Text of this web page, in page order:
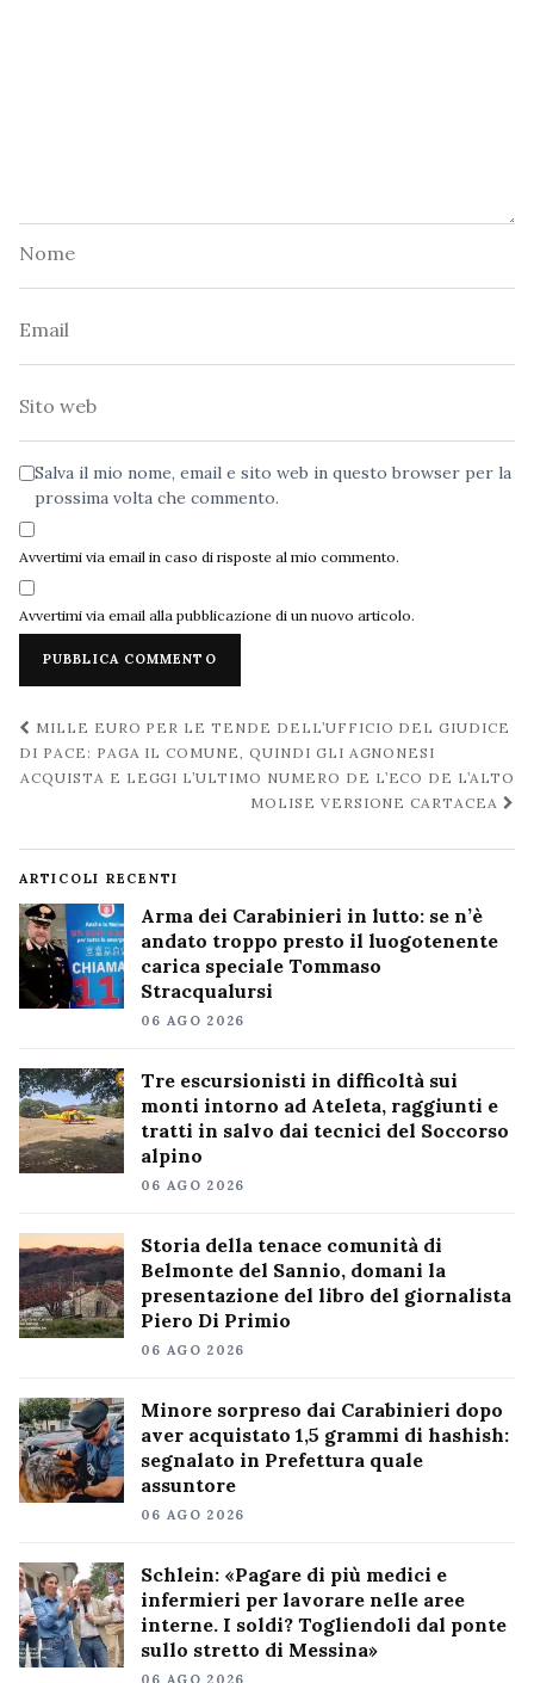
Salva il mio nome, email e sito web in questo browser per la
prossima volta che commento.
Avvertimi via email in caso di risposte al mio commento.
Avvertimi via email alla pubblicazione di un nuovo articolo.
Navigazione
post
MILLE EURO PER LE TENDE DELL’UFFICIO DEL GIUDICE
DI PACE: PAGA IL COMUNE, QUINDI GLI AGNONESI
ACQUISTA E LEGGI L’ULTIMO NUMERO DE L’ECO DE L’ALTO
MOLISE VERSIONE CARTACEA
ARTICOLI RECENTI
Arma dei Carabinieri in lutto: se n’è
andato troppo presto il luogotenente
carica speciale Tommaso
Stracqualursi
06 AGO 2026
Tre escursionisti in difficoltà sui
monti intorno ad Ateleta, raggiunti e
tratti in salvo dai tecnici del Soccorso
alpino
06 AGO 2026
Storia della tenace comunità di
Belmonte del Sannio, domani la
presentazione del libro del giornalista
Piero Di Primio
06 AGO 2026
Minore sorpreso dai Carabinieri dopo
aver acquistato 1,5 grammi di hashish:
segnalato in Prefettura quale
assuntore
06 AGO 2026
Schlein: «Pagare di più medici e
infermieri per lavorare nelle aree
interne. I soldi? Togliendoli dal ponte
sullo stretto di Messina»
06 AGO 2026